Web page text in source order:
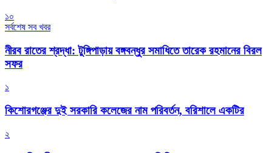
১০
সর্বশেষ সব খবর
নীরব রাতের শ্রদ্ধা: টুঙ্গিপাড়ায় বঙ্গবন্ধুর সমাধিতে তারেক রহমানের বিরল
সফর
১
কিশোরগঞ্জের দুই সরকারি কলেজের নাম পরিবর্তন, বরিশালে একটির
২